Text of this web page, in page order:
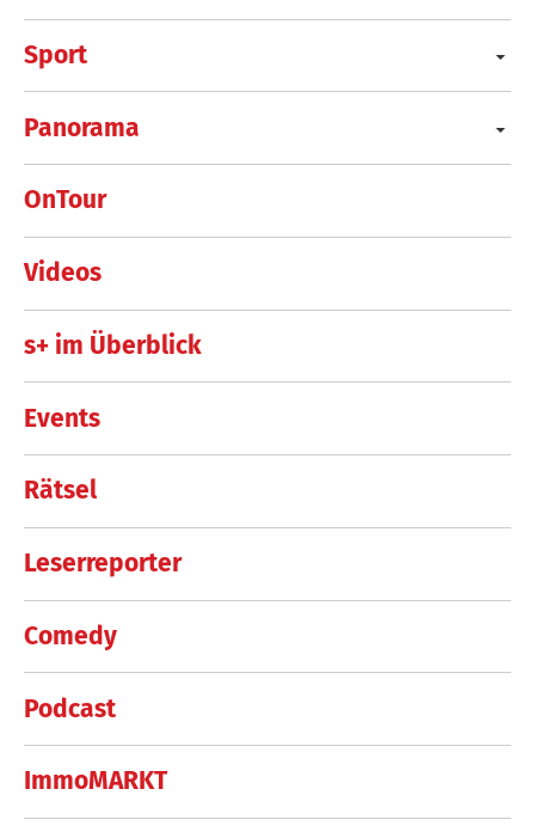
Sport
Panorama
OnTour
Videos
s+ im Überblick
Events
Rätsel
Leserreporter
Comedy
Podcast
ImmoMARKT